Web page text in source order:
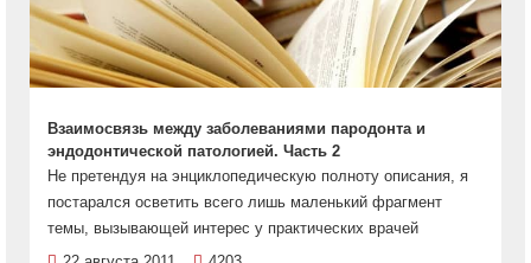
Взаимосвязь между заболеваниями пародонта и
эндодонтической патологией. Часть 2
Не претендуя на энциклопедическую полноту описания, я
постарался осветить всего лишь маленький фрагмент
темы, вызывающей интерес у практических врачей